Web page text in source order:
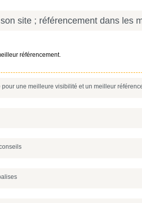
site ; référencement dans les
référencement.
pour une meilleure visibilité et un meilleur